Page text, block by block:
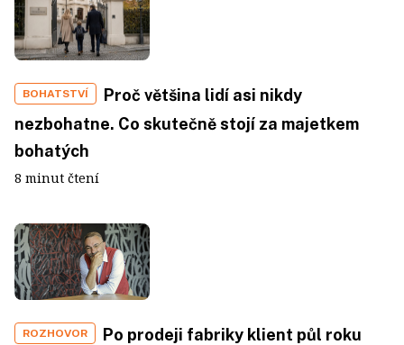
BOHATSTVÍ
Proč většina lidí asi nikdy
nezbohatne. Co skutečně stojí za majetkem
bohatých
8 minut čtení
ROZHOVOR
Po prodeji fabriky klient půl roku